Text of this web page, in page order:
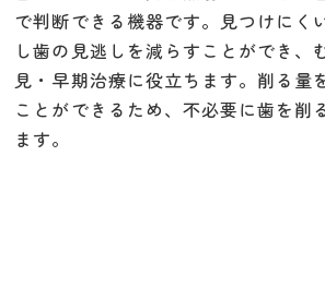
で判断できる機器です。見つけにく
し歯の見逃しを減らすことができ、
見・早期治療に役立ちます。削る量
ことができるため、不必要に歯を削
ます。